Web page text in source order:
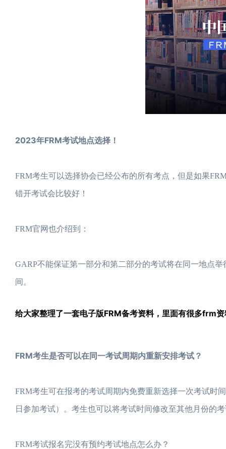
2023年FRM考试地点选择！
FRM考生可以选择协会已经公布的所有考点，但是如果
错开考试会比较好！
FRM官网也介绍到：
GARP不能保证第一部分和第二部分的考试将在同一地点
间。
给大家整理了一套电子版FRM备考资料，里面有很多frm
FRM考生是否可以在同一考试周期内重新安排考试？
FRM考生可在报考的考试周期内免费重新选择一次考试时
日参加考试）。考生也可以将考试时间修改至其他月份的
FRM考试报名完没有预约考试地点怎么办？